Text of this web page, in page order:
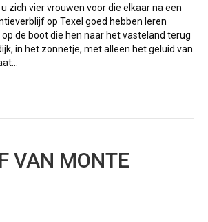
zich vier vrouwen voor die elkaar na een
op Texel goed hebben leren
de boot die hen naar het vasteland terug
in het zonnetje, met alleen het geluid van
VAN MONTE